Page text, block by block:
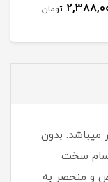
21,400,000 تومان
میباشد. بدون
سخت
و منحصر به